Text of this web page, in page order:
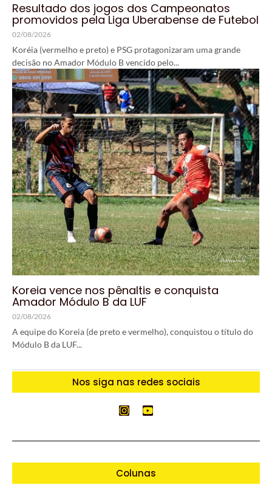
Resultado dos jogos dos Campeonatos
promovidos pela Liga Uberabense de Futebol
02/08/2026
Koréia (vermelho e preto) e PSG protagonizaram uma grande
decisão no Amador Módulo B vencido pelo...
Koreia vence nos pênaltis e conquista
Amador Módulo B da LUF
02/08/2026
A equipe do Koreia (de preto e vermelho), conquistou o título do
Módulo B da LUF...
Nos siga nas redes sociais
Colunas